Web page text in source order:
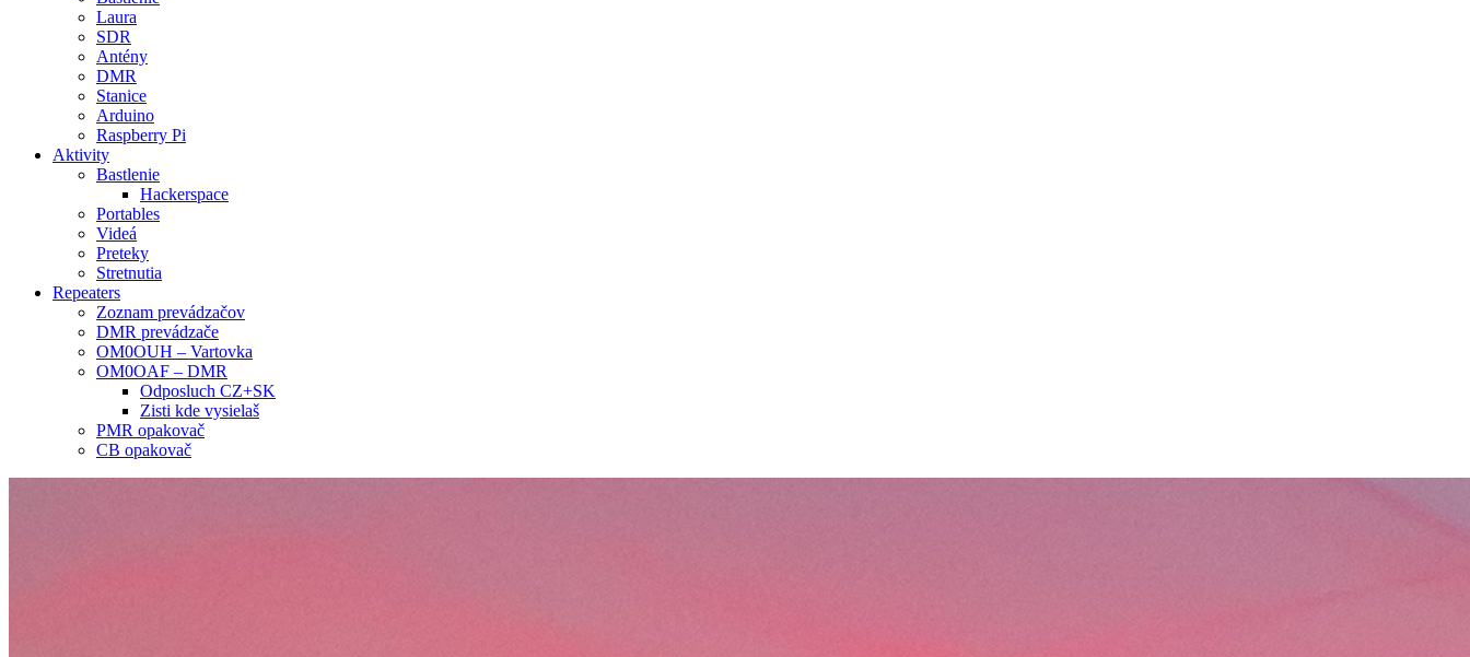
Laura
SDR
Antény
DMR
Stanice
Arduino
Raspberry Pi
Aktivity
Bastlenie
Hackerspace
Portables
Videá
Preteky
Stretnutia
Repeaters
Zoznam prevádzačov
DMR prevádzače
OM0OUH – Vartovka
OM0OAF – DMR
Odposluch CZ+SK
Zisti kde vysielaš
PMR opakovač
CB opakovač